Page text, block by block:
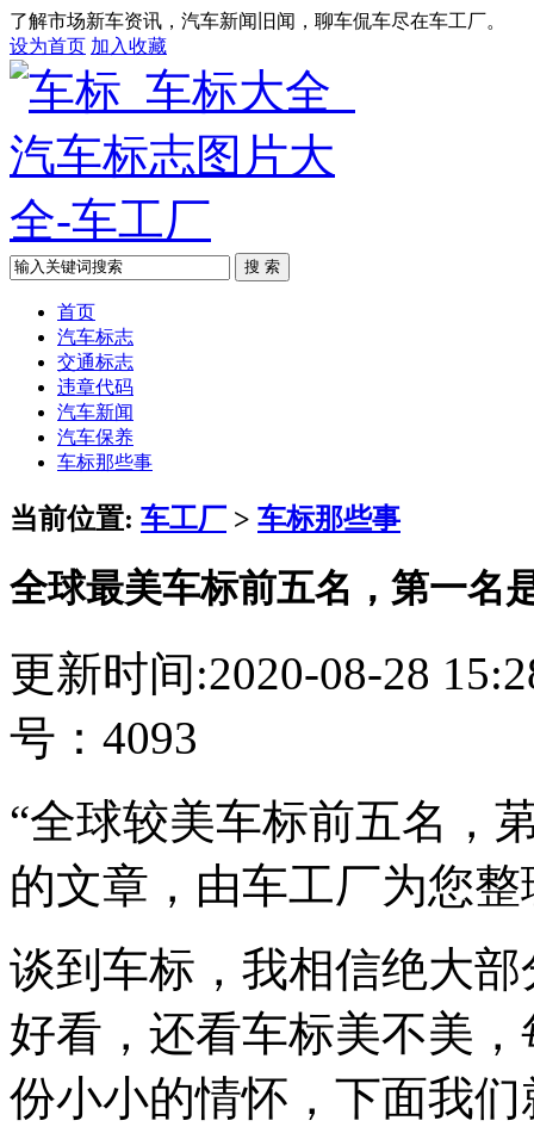
了解市场新车资讯，汽车新闻旧闻，聊车侃车尽在车工厂。
设为首页 加入收藏
搜 索
首页
汽车标志
交通标志
违章代码
汽车新闻
汽车保养
车标那些事
当前位置: 车工厂 > 车标那些事
全球最美车标前五名，第一名
更新时间:2020-08-28
号：4093
“全球较美车标前五名，
的文章，由车工厂为您
谈到车标，我相信绝大
好看，还看车标美不美
份小小的情怀，下面我